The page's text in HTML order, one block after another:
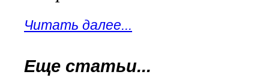
Читать далее...
Еще статьи...